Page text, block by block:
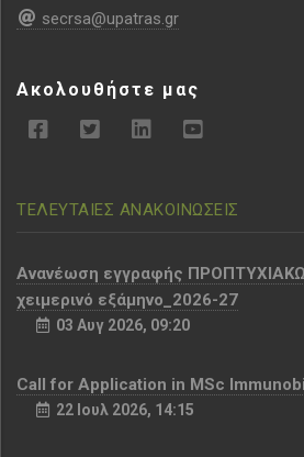
secrsa@upatras.gr
Ακολουθήστε μας
ΤΕΛΕΥΤΑΙΕΣ ΑΝΑΚΟΙΝΩΣΕΙΣ
Aνανέωση εγγραφής
χειμερινό εξάμηνο_2026-27
03 Αυγ 2026, 09:20
Call for Application in MSc
22 Ιουλ 2026, 14:15